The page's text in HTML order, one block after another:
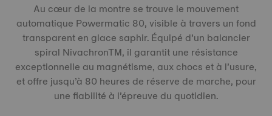
Au cœur de la montre se trouve le mouvement
automatique Powermatic 80, visible à travers un fond
transparent en glace saphir. Équipé d’un balancier
spiral NivachronTM, il garantit une résistance
exceptionnelle au magnétisme, aux chocs et à l’usure,
et offre jusqu’à 80 heures de réserve de marche, pour
une fiabilité à l’épreuve du quotidien.